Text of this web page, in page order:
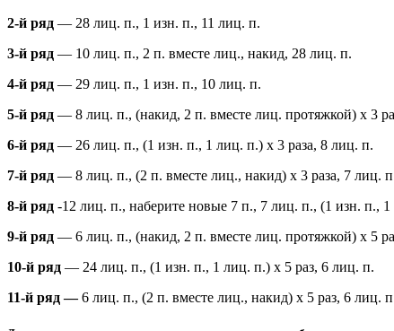
2-й ряд — 28 лиц. п., 1 изн. п., 11 лиц. п.
3-й ряд — 10 лиц. п., 2 п. вместе лиц., накид, 28 лиц. п.
4-й ряд — 29 лиц. п., 1 изн. п., 10 лиц. п.
5-й ряд — 8 лиц. п., (накид, 2 п. вместе лиц. протяжкой) х 3
6-й ряд — 26 лиц. п., (1 изн. п., 1 лиц. п.) х 3 раза, 8 лиц. п.
7-й ряд — 8 лиц. п., (2 п. вместе лиц., накид) х 3 раза, 7 лиц.
8-й ряд -12 лиц. п., наберите новые 7 п., 7 лиц. п., (1 изн. п.,
9-й ряд — 6 лиц. п., (накид, 2 п. вместе лиц. протяжкой) х 5
10-й ряд — 24 лиц. п., (1 изн. п., 1 лиц. п.) х 5 раз, 6 лиц. п.
11-й ряд —6 лиц. п., (2 п. вместе лиц., накид) х 5 раз, 6 лиц.